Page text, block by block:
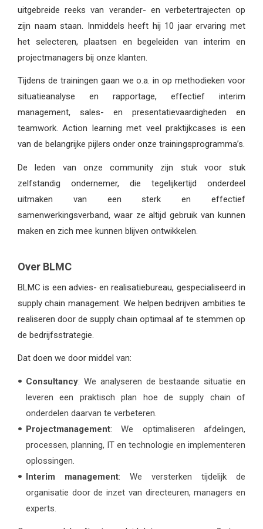
uitgebreide reeks van verander- en verbetertrajecten op
zijn naam staan. Inmiddels heeft hij 10 jaar ervaring met
het selecteren, plaatsen en begeleiden van interim en
projectmanagers bij onze klanten.
Tijdens de trainingen gaan we o.a. in op methodieken voor
situatieanalyse en rapportage, effectief interim
management, sales- en presentatievaardigheden en
teamwork. Action learning met veel praktijkcases is een
van de belangrijke pijlers onder onze trainingsprogramma’s.
De leden van onze community zijn stuk voor stuk
zelfstandig ondernemer, die tegelijkertijd onderdeel
uitmaken van een sterk en effectief
samenwerkingsverband, waar ze altijd gebruik van kunnen
maken en zich mee kunnen blijven ontwikkelen.
Over BLMC
BLMC is een advies- en realisatiebureau, gespecialiseerd in
supply chain management. We helpen bedrijven ambities te
realiseren door de supply chain optimaal af te stemmen op
de bedrijfsstrategie.
Dat doen we door middel van:
Consultancy: We analyseren de bestaande situatie en
leveren een praktisch plan hoe de supply chain of
onderdelen daarvan te verbeteren.
Projectmanagement: We optimaliseren afdelingen,
processen, planning, IT en technologie en implementeren
oplossingen.
Interim management: We versterken tijdelijk de
organisatie door de inzet van directeuren, managers en
experts.